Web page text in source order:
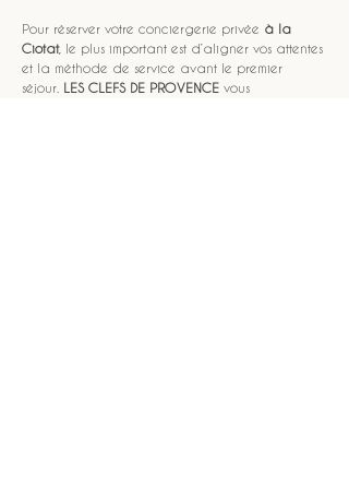
Pour réserver votre conciergerie privée à la
Ciotat, le plus important est d’aligner vos attentes
et la méthode de service avant le premier
séjour. LES CLEFS DE PROVENCE vous